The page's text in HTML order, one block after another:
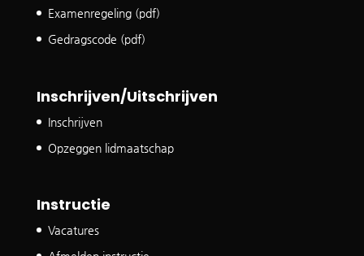
Examenregeling (pdf)
Gedragscode (pdf)
Inschrijven/Uitschrijven
Inschrijven
Opzeggen lidmaatschap
Instructie
Vacatures